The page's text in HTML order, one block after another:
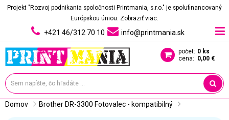
Projekt "Rozvoj podnikania spoločnosti Printmania, s.r.o." je spolufinancovaný
Európskou úniou. Zobraziť viac.
+421 46/312 70 10 info@printmania.sk
počet: 0 ks
cena: 0,00 €
Domov Brother DR-3300 Fotovalec - kompatibilný